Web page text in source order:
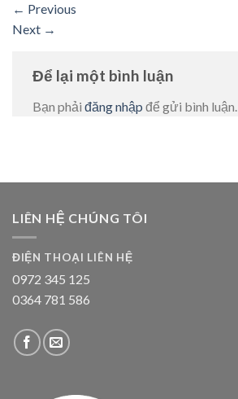
← Previous
Next →
Để lại một bình luận
Bạn phải đăng nhập để gửi bình luận.
LIÊN HỆ CHÚNG TÔI
ĐIỆN THOẠI LIÊN HỆ
0972 345 125
0364 781 586